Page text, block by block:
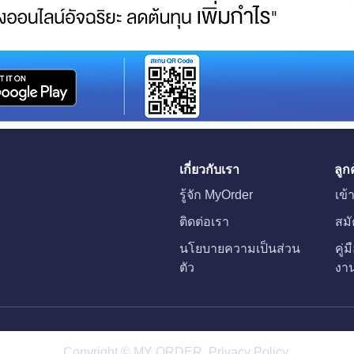
ค่าส่งร้านค้าออนไลน์คิดยังไง
เกี่ยวกับเรา
รู้จัก MyOrder
ติดต่อเรา
นโยบายความเป็นส่วน
ตัว
ลูก
เข้
ส
คู่มื
งา